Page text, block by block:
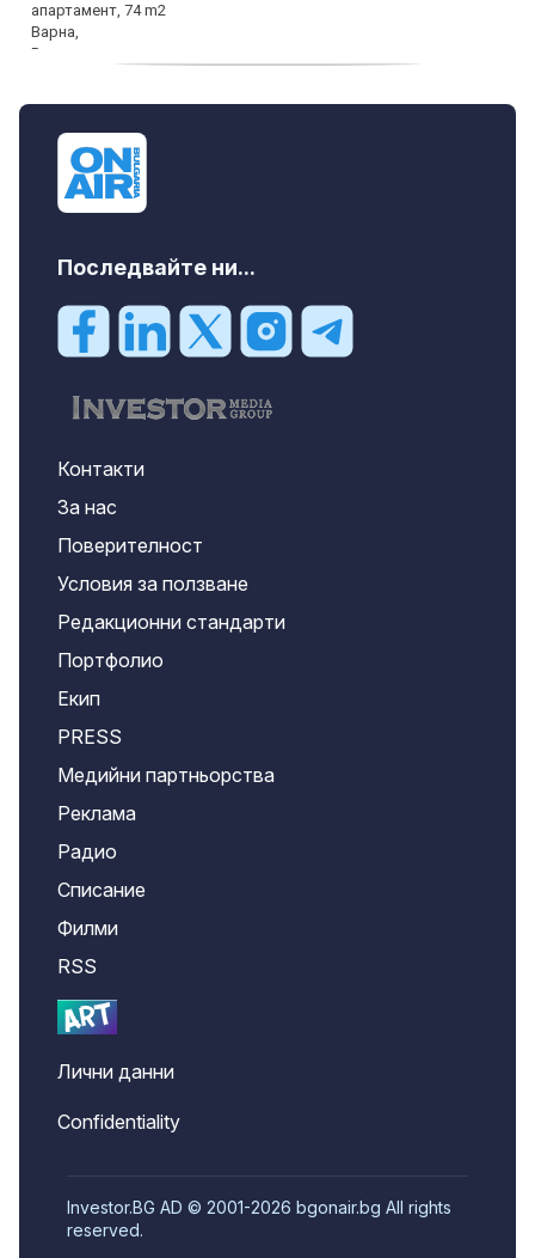
Последвайте ни...
Контакти
За нас
Поверителност
Условия за ползване
Редакционни стандарти
Портфолио
Екип
PRESS
Медийни партньорства
Реклама
Радио
Списание
Филми
RSS
Лични данни
Confidentiality
Investor.BG AD © 2001-2026 bgonair.bg All rights
reserved.